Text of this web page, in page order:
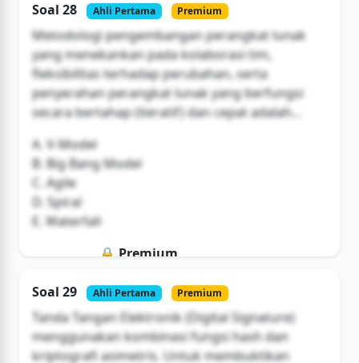
Buka Akses
Soal 28 Ahli Pertama Premium
Metodologi pengembangan perangkat lunak
yang menekankan pada kolaborasi tim,
fleksibilitas terhadap perubahan, serta
penyerahan perangkat lunak yang berfungsi
secara bertahap (iteratif) dan cepat adalah...
A. V-Model
B. Big Bang Model
C. Agile
D. Spiral
E. Waterfall
🔒 Premium
Buka Akses
Soal 29 Ahli Pertama Premium
Tanda Tangan Elektronik (Digital Signature)
menggunakan kombinasi fungsi hash dan
kriptografi asimetris. Untuk membuktikan